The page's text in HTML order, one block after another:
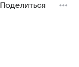
Поделиться